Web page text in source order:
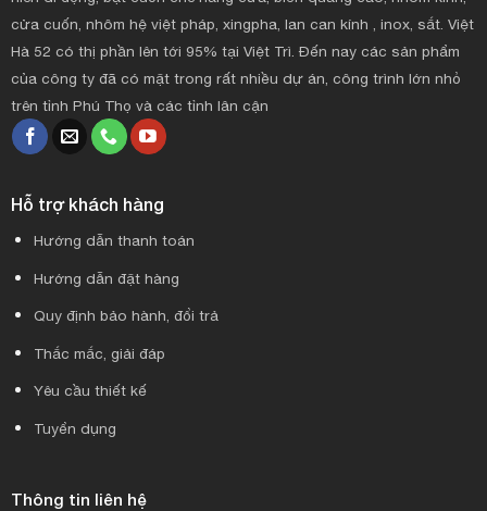
cửa cuốn, nhôm hệ việt pháp, xingpha, lan can kính , inox, sắt. Việt
Hà 52 có thị phần lên tới 95% tại Việt Trì. Đến nay các sản phẩm
của công ty đã có mặt trong rất nhiều dự án, công trình lớn nhỏ
trên tỉnh Phú Thọ và các tỉnh lân cận
Hỗ trợ khách hàng
Hướng dẫn thanh toán
Hướng dẫn đặt hàng
Quy định bảo hành, đổi trả
Thắc mắc, giải đáp
Yêu cầu thiết kế
Tuyển dụng
Thông tin liên hệ